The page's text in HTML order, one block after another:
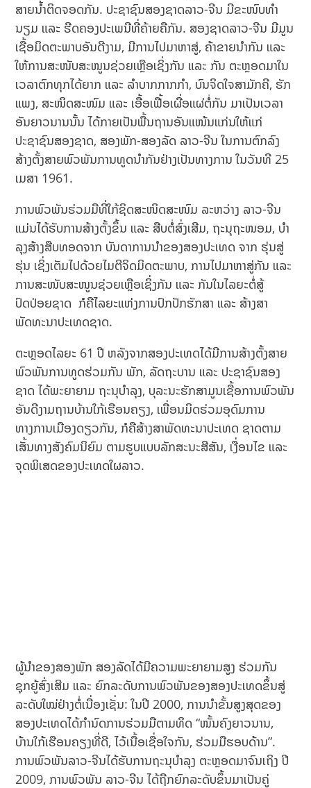
ສາຍນໍ້າຕິດຈອດກັນ. ປະຊາຊົນສອງຊາດລາວ-ຈີນ ມີຂະໜົບທໍາ
ນຽມ ແລະ ຮີດຄອງປະເພນີທີ່ຄ້າຍຄືກັນ. ສອງຊາດລາວ-ຈີນ ມີມູນ
ເຊື້ອມິດຕະພາບອັນດີງາມ, ມີການໄປມາຫາສູ່, ຄ້າຂາຍນໍາກັນ ແລະ
ໃຫ້ການສະໜັບສະໜູນຊ່ວຍເຫຼືອເຊິ່ງກັນ ແລະ ກັນ ຕະຫຼອດມາໃນ
ເວລາຕົກທຸກໄດ້ຍາກ ແລະ ລໍາບາກກາກກໍາ, ບົນຈິດໃຈສາມັກຄີ, ຮັກ
ແພງ, ສະໜິດສະໜົມ ແລະ ເອື້ອເຟື້ອເຜື່ອແຜ່ຕໍ່ກັນ ມາເປັນເວລາ
ອັນຍາວນານນັ້ນ ໄດ້ກາຍເປັນພື້ນຖານອັນແໜ້ນແກ່ນໃຫ້ແກ່
ປະຊາຊົນສອງຊາດ, ສອງພັກ-ສອງລັດ ລາວ-ຈີນ ໃນການຕົກລົງ
ສ້າງຕັ້ງສາຍພົວພັນການທູດນໍາກັນຢ່າງເປັນທາງການ ໃນວັນທີ 25
ເມສາ 1961.
ການພົວພັນຮ່ວມມືທີ່ໃກ້ຊິດສະໜິດສະໜົມ ລະຫວ່າງ ລາວ-ຈີນ
ແມ່ນໄດ້ຮັບການສ້າງຕັ້ງຂຶ້ນ ແລະ ສືບຕໍ່ສົ່ງເສີມ, ຖະນຸຖະໜອມ, ບໍາ
ລຸງສ້າງສືບທອດຈາກ ບັນດາການນໍາຂອງສອງປະເທດ ຈາກ ຮຸ່ນສູ່
ຮຸ່ນ ເຊິ່ງເຕັມໄປດ້ວຍໄມຕີຈິດມິດຕະພາບ, ການໄປມາຫາສູ່ກັນ ແລະ
ການສະໜັບສະໜູນຊ່ວຍເຫຼືອເຊິ່ງກັນ ແລະ ກັນໃນໄລຍະຕໍ່ສູ້
ປົດປ່ອຍຊາດ ກໍຄືໄລຍະແຫ່ງການປົກປັກຮັກສາ ແລະ ສ້າງສາ
ພັດທະນາປະເທດຊາດ.
ຕະຫຼອດໄລຍະ 61 ປີ ຫລັງຈາກສອງປະເທດໄດ້ມີການສ້າງຕັ້ງສາຍ
ພົວພັນການທູດຮ່ວມກັນ ພັກ, ລັດຖະບານ ແລະ ປະຊາຊົນສອງ
ຊາດ ໄດ້ພະຍາຍາມ ຖະນຸບໍາລຸງ, ບຸລະນະຮັກສາມູນເຊື້ອການພົວພັນ
ອັນດີງາມຖານບ້ານໃກ້ເຮືອນຄຽງ, ເພື່ອນມິດຮ່ວມອຸດົມການ
ທາງການເມືອງດຽວກັນ, ກໍຄືສ້າງສາພັດທະນາປະເທດ ຊາດຕາມ
ເສັ້ນທາງສັງຄົມນິຍົມ ຕາມຮູບແບບລັກສະນະສີສັນ, ເງື່ອນໄຂ ແລະ
ຈຸດພິເສດຂອງປະເທດໃຜລາວ.
ຜູ້ນໍາຂອງສອງພັກ ສອງລັດໄດ້ມີຄວາມພະຍາຍາມສູງ ຮ່ວມກັນ
ຊຸກຍູ້ສົ່ງເສີມ ແລະ ຍົກລະດັບການພົວພັນຂອງສອງປະເທດຂຶ້ນສູ່
ລະດັບໃໝ່ຢ່າງຕໍ່ເນື່ອງເຊັ່ນ: ໃນປີ 2000, ການນໍາຂັ້ນສູງສຸດຂອງ
ສອງປະເທດໄດ້ກໍານົດການຮ່ວມມືຕາມທິດ “ໜັ້ນຄົງຍາວນານ,
ບ້ານໃກ້ເຮືອນຄຽງທີ່ດີ, ໄວ້ເນື້ອເຊື່ອໃຈກັນ, ຮ່ວມມືຮອບດ້ານ”.
ການພົວພັນລາວ-ຈີນໄດ້ຮັບການຖະນຸບໍາລຸງ ຕະຫຼອດມາຈົນເຖິງ ປີ
2009, ການພົວພັນ ລາວ-ຈີນ ໄດ້ຖືກຍົກລະດັບຂຶ້ນມາເປັນຄູ່